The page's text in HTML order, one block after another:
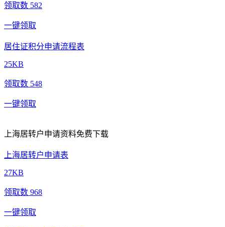
领取数 582
一键领取
居住证积分申请流程表
25KB
领取数 548
一键领取
上海居转户申请资料免费下载
上海居转户申请表
27KB
领取数 968
一键领取